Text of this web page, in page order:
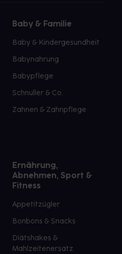
Baby & Familie
Baby & Kindergesundheit
Babynahrung
Babypflege
Schnuller & Co.
Zahnen & Zahnpflege
Ernährung,
Abnehmen, Sport &
Fitness
Appetitzügler
Bonbons & Snacks
Diätshakes &
Mahlzeitenersatz